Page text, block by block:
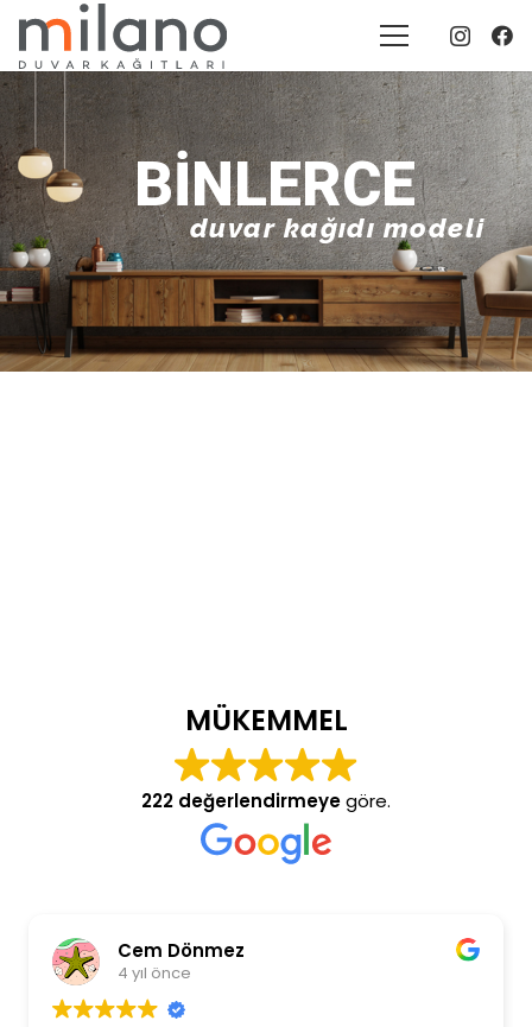
BINLERCE
duvar kağıdı modeli
MÜKEMMEL
222 değerlendirmeyegöre.
Cem Dönmez
4 yıl önce